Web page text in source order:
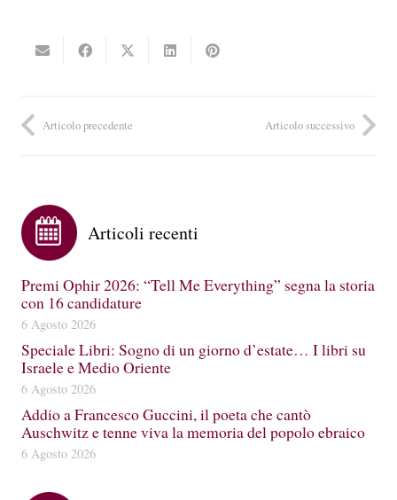
Articolo precedente Articolo successivo
Articoli recenti
Premi Ophir 2026: “Tell Me Everything” segna la storia
con 16 candidature
6 Agosto 2026
Speciale Libri: Sogno di un giorno d’estate… I libri su
Israele e Medio Oriente
6 Agosto 2026
Addio a Francesco Guccini, il poeta che cantò
Auschwitz e tenne viva la memoria del popolo ebraico
6 Agosto 2026